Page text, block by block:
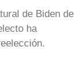
de Biden de
ha